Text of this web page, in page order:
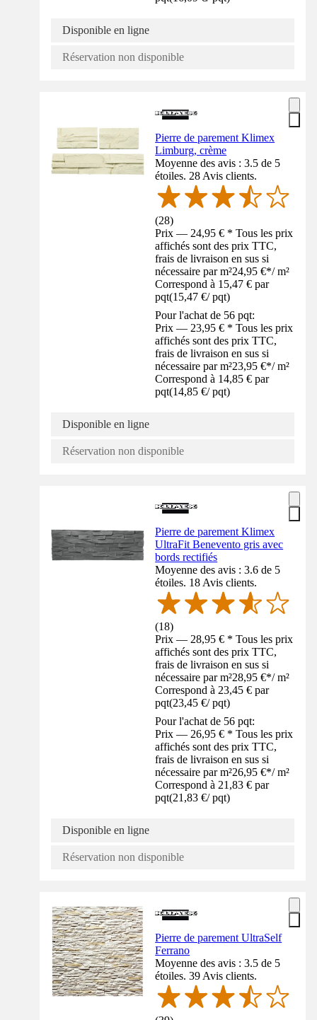
Disponible en ligne
Réservation non disponible
Pierre de parement Klimex
Limburg, crème
Moyenne des avis : 3.5 de 5
étoiles. 28 Avis clients.
(28)
Prix — 24,95 € * Tous les prix
affichés sont des prix TTC,
frais de livraison en sus si
nécessaire par m²24,95 €*/ m²
Correspond à 15,47 € par
pqt(15,47 €/ pqt)
Pour l'achat de 56 pqt:
Prix — 23,95 € * Tous les prix
affichés sont des prix TTC,
frais de livraison en sus si
nécessaire par m²23,95 €*/ m²
Correspond à 14,85 € par
pqt(14,85 €/ pqt)
Disponible en ligne
Réservation non disponible
Pierre de parement Klimex
UltraFit Benevento gris avec
bords rectifiés
Moyenne des avis : 3.6 de 5
étoiles. 18 Avis clients.
(18)
Prix — 28,95 € * Tous les prix
affichés sont des prix TTC,
frais de livraison en sus si
nécessaire par m²28,95 €*/ m²
Correspond à 23,45 € par
pqt(23,45 €/ pqt)
Pour l'achat de 56 pqt:
Prix — 26,95 € * Tous les prix
affichés sont des prix TTC,
frais de livraison en sus si
nécessaire par m²26,95 €*/ m²
Correspond à 21,83 € par
pqt(21,83 €/ pqt)
Disponible en ligne
Réservation non disponible
Pierre de parement UltraSelf
Ferrano
Moyenne des avis : 3.5 de 5
étoiles. 39 Avis clients.